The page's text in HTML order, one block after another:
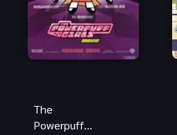
The
Powerpuff